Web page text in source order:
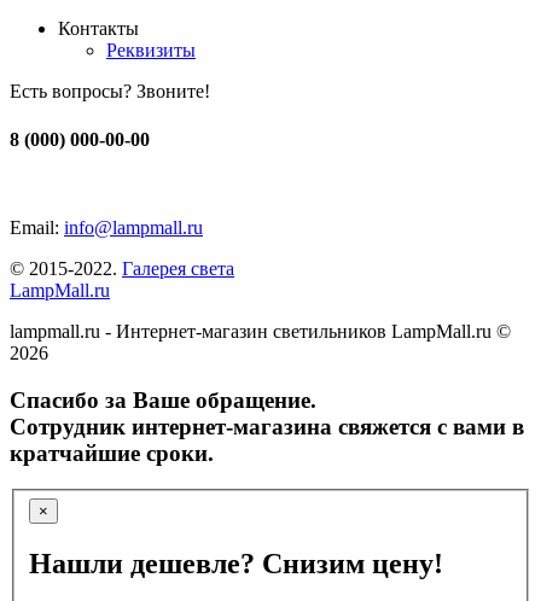
Контакты
Реквизиты
Есть вопросы? Звоните!
8 (000) 000-00-00
Email: info@lampmall.ru
© 2015-2022. Галерея света
LampMall.ru
lampmall.ru - Интернет-магазин светильников LampMall.ru ©
2026
Спасибо за Ваше обращение.
Сотрудник интернет-магазина свяжется с вами в
кратчайшие сроки.
×
Нашли дешевле? Снизим цену!